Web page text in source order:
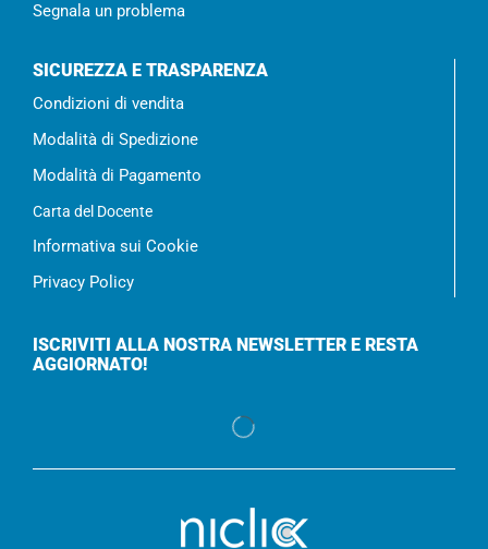
Segnala un problema
SICUREZZA E TRASPARENZA
Condizioni di vendita
Modalità di Spedizione
Modalità di Pagamento
Carta del Docente
Informativa sui Cookie
Privacy Policy
ISCRIVITI ALLA NOSTRA NEWSLETTER E RESTA
AGGIORNATO!